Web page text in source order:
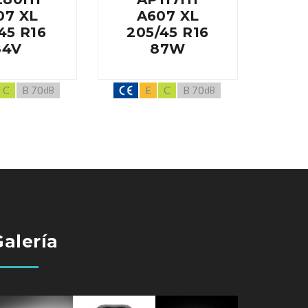
XL
R16
C B 70dB
A607 XL
205/45 R16
87W
E C B 70dB